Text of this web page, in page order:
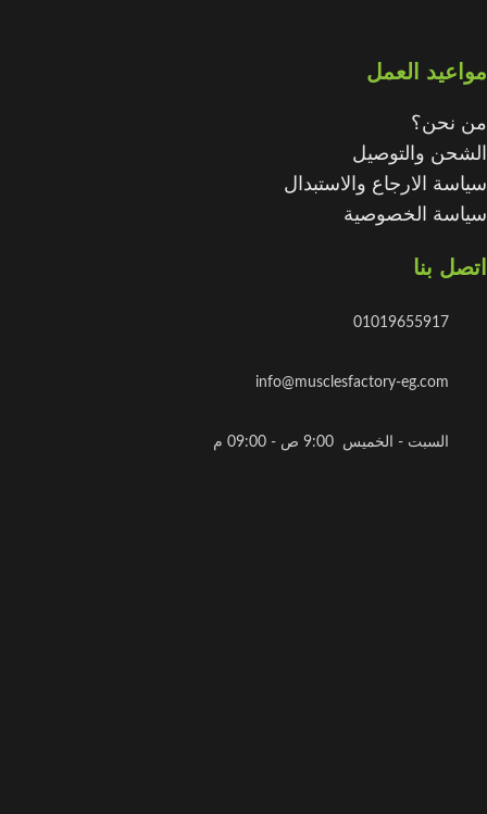
مواعيد العمل
من نحن؟
الشحن والتوصيل
سياسة الارجاع والاستبدال
سياسة الخصوصية
اتصل بنا
01019655917
info@musclesfactory-eg.com
السبت - الخميس 9:00 ص - 09:00 م